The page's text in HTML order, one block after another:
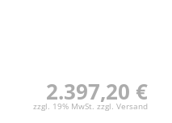
2.397,20 €
zzgl. 19% MwSt. zzgl. Versand